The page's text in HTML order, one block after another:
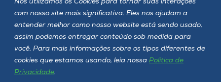
Nós utilizamos os Cookies para tornar suas interações
com nosso site mais significativa. Eles nos ajudam a
entender melhor como nosso website está sendo usado,
assim podemos entregar conteúdo sob medida para
você. Para mais informações sobre os tipos diferentes de
cookies que estamos usando, leia nossa Política de
Privacidade.